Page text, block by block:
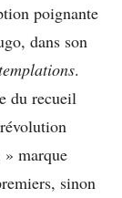
poignante
dans son
.
du recueil
marque
sinon